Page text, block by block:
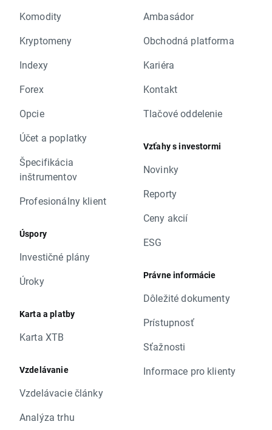
Komodity
Kryptomeny
Indexy
Forex
Opcie
Účet a poplatky
Špecifikácia
inštrumentov
Profesionálny klient
Úspory
Investičné plány
Úroky
Karta a platby
Karta XTB
Vzdelávanie
Vzdelávacie články
Analýza trhu
Ambasádor
Obchodná platforma
Kariéra
Kontakt
Tlačové oddelenie
Vzťahy s investormi
Novinky
Reporty
Ceny akcií
ESG
Právne informácie
Dôležité dokumenty
Prístupnosť
Sťažnosti
Informace pro klienty